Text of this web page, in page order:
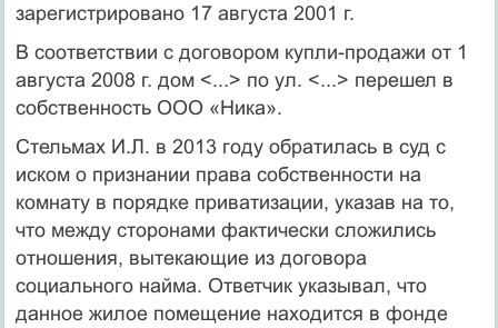
зарегистрировано 17 августа 2001 г.
В соответствии с договором купли-продажи от 1
августа 2008 г. дом <...> по ул. <...> перешел в
собственность ООО «Ника».
Стельмах И.Л. в 2013 году обратилась в суд с
иском о признании права собственности на
комнату в порядке приватизации, указав на то,
что между сторонами фактически сложились
отношения, вытекающие из договора
социального найма. Ответчик указывал, что
данное жилое помещение находится в фонде